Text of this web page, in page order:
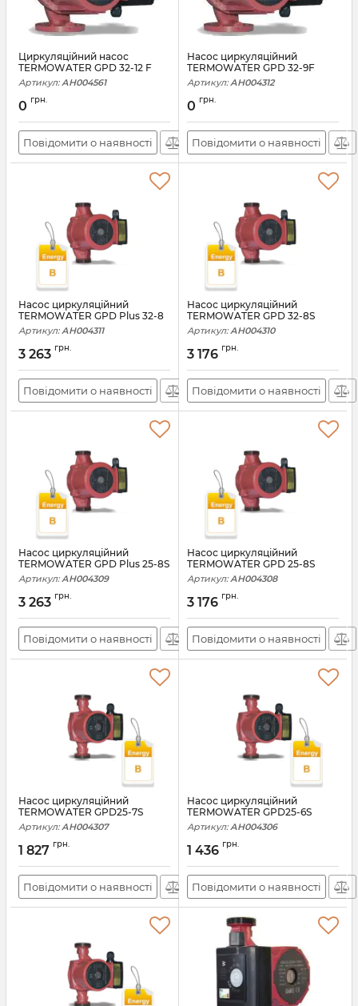
Циркуляційний насос
TERMOWATER GPD 32-12 F
Артикул: АН004561
0 грн.
Повідомити о наявності
Насос циркуляційний
TERMOWATER GPD 32-9F
Артикул: АН004312
0 грн.
Повідомити о наявності
Насос циркуляційний
TERMOWATER GPD Plus 32-8
Артикул: АН004311
3 263 грн.
Повідомити о наявності
Насос циркуляційний
TERMOWATER GPD 32-8S
Артикул: АН004310
3 176 грн.
Повідомити о наявності
Насос циркуляційний
TERMOWATER GPD Plus 25-8S
Артикул: АН004309
3 263 грн.
Повідомити о наявності
Насос циркуляційний
TERMOWATER GPD 25-8S
Артикул: АН004308
3 176 грн.
Повідомити о наявності
Насос циркуляційний
TERMOWATER GPD25-7S
Артикул: АН004307
1 827 грн.
Повідомити о наявності
Насос циркуляційний
TERMOWATER GPD25-6S
Артикул: АН004306
1 436 грн.
Повідомити о наявності